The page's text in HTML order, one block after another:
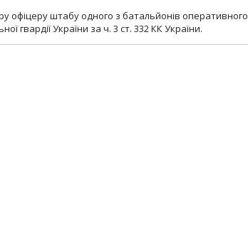
офіцеру штабу одного з батальйонів оперативного
гвардії України за ч. 3 ст. 332 КК України.